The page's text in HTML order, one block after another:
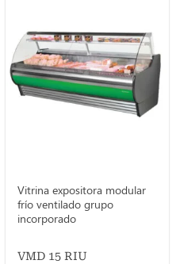
Vitrina expositora modular
frío ventilado grupo
incorporado
VMD 15 RIU